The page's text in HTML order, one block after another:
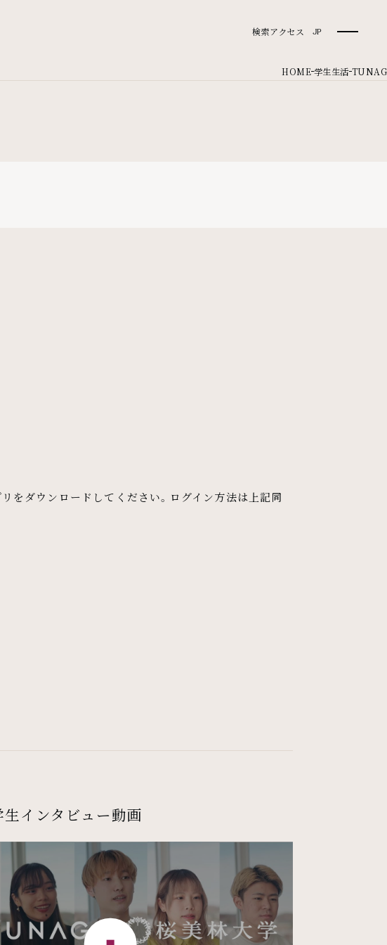
検索アクセス JP
HOME 学生生活 TUNAG
をダウンロードしてください。ログイン方法は上記同
インタビュー動画